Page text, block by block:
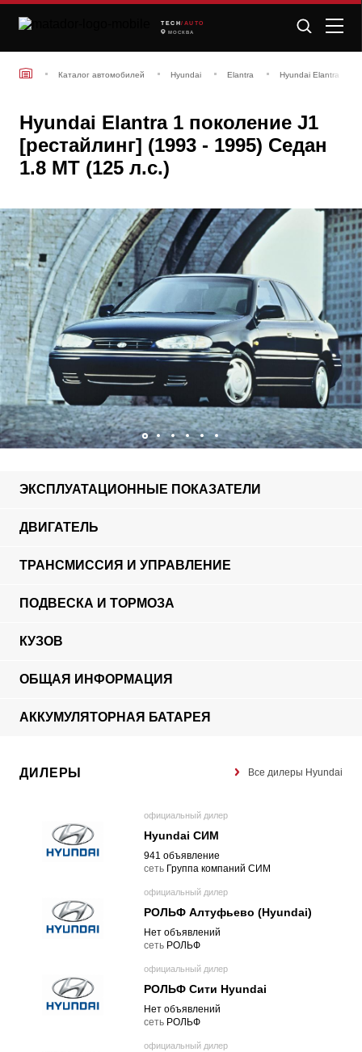
TECH /AUTO
МОСКВА
Каталог автомобилей Hyundai Elantra Hyundai Elantra 1
Hyundai Elantra 1 поколение J1
[рестайлинг] (1993 - 1995) Седан
1.8 MT (125 л.с.)
ЭКСПЛУАТАЦИОННЫЕ ПОКАЗАТЕЛИ
ДВИГАТЕЛЬ
ТРАНСМИССИЯ И УПРАВЛЕНИЕ
ПОДВЕСКА И ТОРМОЗА
КУЗОВ
ОБЩАЯ ИНФОРМАЦИЯ
АККУМУЛЯТОРНАЯ БАТАРЕЯ
ДИЛЕРЫ Все дилеры Hyundai
официальный дилер
Hyundai СИМ
941 объявление
cеть Группа компаний СИМ
официальный дилер
РОЛЬФ Алтуфьево (Hyundai)
Нет объявлений
cеть РОЛЬФ
официальный дилер
РОЛЬФ Сити Hyundai
Нет объявлений
cеть РОЛЬФ
официальный дилер